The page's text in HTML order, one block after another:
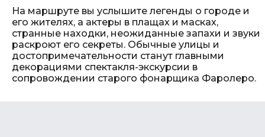
На маршруте вы услышите легенды о городе и
его жителях, а актеры в плащах и масках,
странные находки, неожиданные запахи и звуки
раскроют его секреты. Обычные улицы и
достопримечательности станут главными
декорациями спектакля-экскурсии в
сопровождении старого фонарщика Фаролеро.